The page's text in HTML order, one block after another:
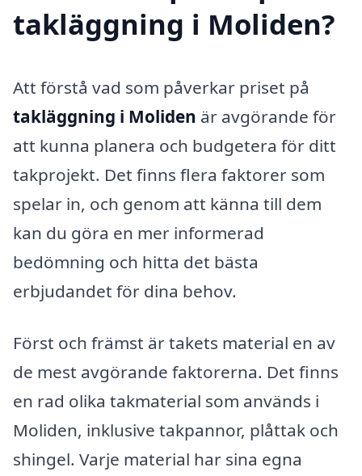
takläggning i Moliden?
Att förstå vad som påverkar priset på
takläggning i Moliden är avgörande för
att kunna planera och budgetera för ditt
takprojekt. Det finns flera faktorer som
spelar in, och genom att känna till dem
kan du göra en mer informerad
bedömning och hitta det bästa
erbjudandet för dina behov.
Först och främst är takets material en av
de mest avgörande faktorerna. Det finns
en rad olika takmaterial som används i
Moliden, inklusive takpannor, plåttak och
shingel. Varje material har sina egna